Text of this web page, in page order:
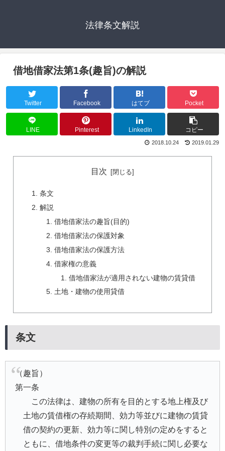
法律条文解説
借地借家法第1条(趣旨)の解説
Twitter Facebook はてブ Pocket
LINE Pinterest LinkedIn コピー
2019.01.29
2018.10.24
目次
条文
解説
借地借家法の趣旨(目的)
借地借家法の保護対象
借地借家法の保護方法
借家権の意義
借地借家法が適用されない建物の賃貸借
土地・建物の使用貸借
条文
（趣旨）
第一条
この法律は、建物の所有を目的とする地上権及び
土地の賃借権の存続期間、効力等並びに建物の賃貸
借の契約の更新、効力等に関し特別の定めをすると
ともに、借地条件の変更等の裁判手続に関し必要な